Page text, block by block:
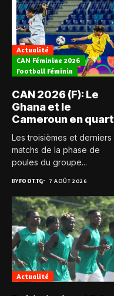
Actualité
CAN Féminine 2026
Football Féminin
CAN 2026 (F): Le
Ghana et le
Cameroun en
Les troisièmes et derniers
matchs de la phase de
poules du groupe...
BYFOOT.TG 7 AOÛT 2026
Actualité